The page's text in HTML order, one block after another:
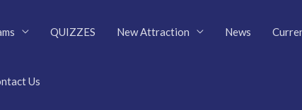
QUIZZES New Attraction News
Us